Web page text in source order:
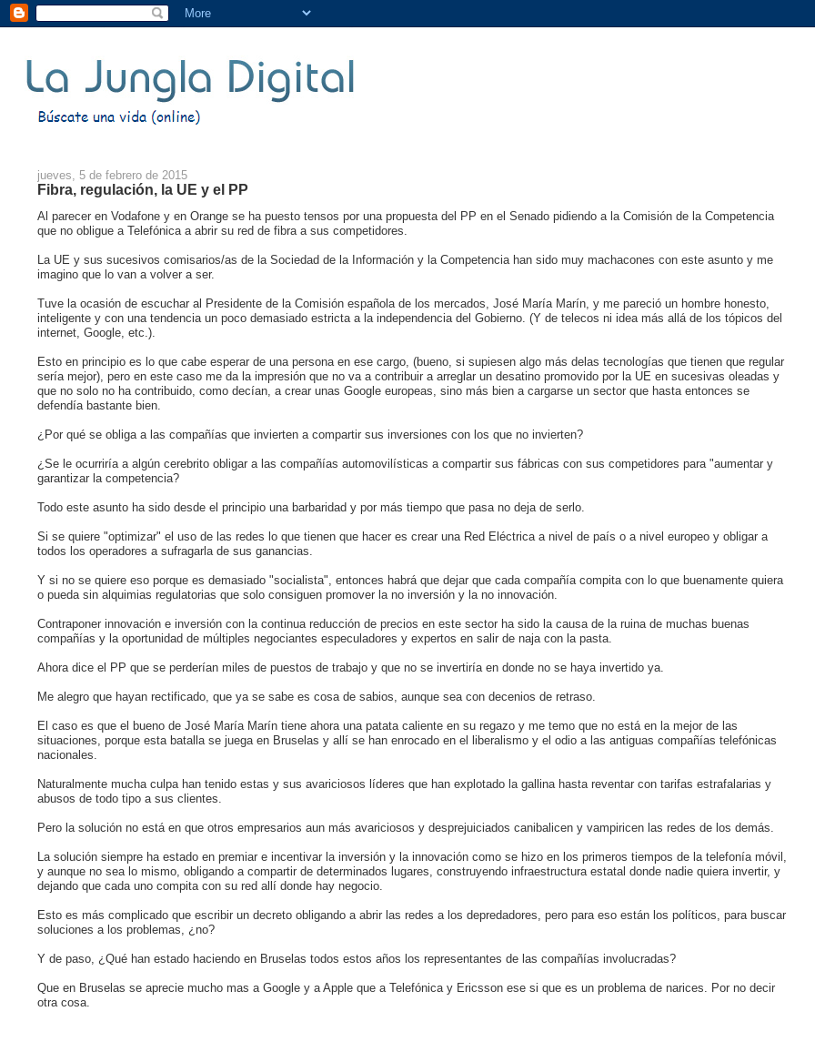
jueves, 5 de febrero de 2015
Fibra, regulación, la UE y el PP
Al parecer en Vodafone y en Orange se ha puesto tensos por una propuesta del PP en el Senado pidiendo a la Comisión de la Competencia
que no obligue a Telefónica a abrir su red de fibra a sus competidores.
La UE y sus sucesivos comisarios/as de la Sociedad de la Información y la Competencia han sido muy machacones con este asunto y me
imagino que lo van a volver a ser.
Tuve la ocasión de escuchar al Presidente de la Comisión española de los mercados, José María Marín, y me pareció un hombre honesto,
inteligente y con una tendencia un poco demasiado estricta a la independencia del Gobierno. (Y de telecos ni idea más allá de los tópicos del
internet, Google, etc.).
Esto en principio es lo que cabe esperar de una persona en ese cargo, (bueno, si supiesen algo más delas tecnologías que tienen que regular
sería mejor), pero en este caso me da la impresión que no va a contribuir a arreglar un desatino promovido por la UE en sucesivas oleadas y
que no solo no ha contribuido, como decían, a crear unas Google europeas, sino más bien a cargarse un sector que hasta entonces se
defendía bastante bien.
¿Por qué se obliga a las compañías que invierten a compartir sus inversiones con los que no invierten?
¿Se le ocurriría a algún cerebrito obligar a las compañías automovilísticas a compartir sus fábricas con sus competidores para "aumentar y
garantizar la competencia?
Todo este asunto ha sido desde el principio una barbaridad y por más tiempo que pasa no deja de serlo.
Si se quiere "optimizar" el uso de las redes lo que tienen que hacer es crear una Red Eléctrica a nivel de país o a nivel europeo y obligar a
todos los operadores a sufragarla de sus ganancias.
Y si no se quiere eso porque es demasiado "socialista", entonces habrá que dejar que cada compañía compita con lo que buenamente quiera
o pueda sin alquimias regulatorias que solo consiguen promover la no inversión y la no innovación.
Contraponer innovación e inversión con la continua reducción de precios en este sector ha sido la causa de la ruina de muchas buenas
compañías y la oportunidad de múltiples negociantes especuladores y expertos en salir de naja con la pasta.
Ahora dice el PP que se perderían miles de puestos de trabajo y que no se invertiría en donde no se haya invertido ya.
Me alegro que hayan rectificado, que ya se sabe es cosa de sabios, aunque sea con decenios de retraso.
El caso es que el bueno de José María Marín tiene ahora una patata caliente en su regazo y me temo que no está en la mejor de las
situaciones, porque esta batalla se juega en Bruselas y allí se han enrocado en el liberalismo y el odio a las antiguas compañías telefónicas
nacionales.
Naturalmente mucha culpa han tenido estas y sus avariciosos líderes que han explotado la gallina hasta reventar con tarifas estrafalarias y
abusos de todo tipo a sus clientes.
Pero la solución no está en que otros empresarios aun más avariciosos y desprejuiciados canibalicen y vampiricen las redes de los demás.
La solución siempre ha estado en premiar e incentivar la inversión y la innovación como se hizo en los primeros tiempos de la telefonía móvil,
y aunque no sea lo mismo, obligando a compartir de determinados lugares, construyendo infraestructura estatal donde nadie quiera invertir, y
dejando que cada uno compita con su red allí donde hay negocio.
Esto es más complicado que escribir un decreto obligando a abrir las redes a los depredadores, pero para eso están los políticos, para buscar
soluciones a los problemas, ¿no?
Y de paso, ¿Qué han estado haciendo en Bruselas todos estos años los representantes de las compañías involucradas?
Que en Bruselas se aprecie mucho mas a Google y a Apple que a Telefónica y Ericsson ese si que es un problema de narices. Por no decir
otra cosa.